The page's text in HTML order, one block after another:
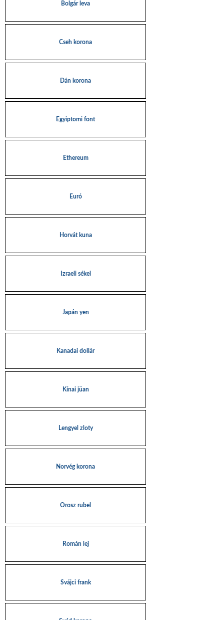
Bolgár leva
Cseh korona
Dán korona
Egyiptomi font
Ethereum
Euró
Horvát kuna
Izraeli sékel
Japán yen
Kanadai dollár
Kínai jüan
Lengyel zloty
Norvég korona
Orosz rubel
Román lej
Svájci frank